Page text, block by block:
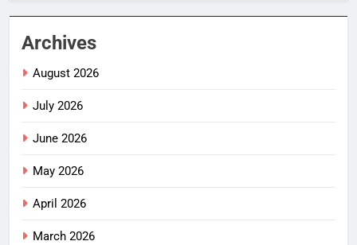
Archives
August 2026
July 2026
June 2026
May 2026
April 2026
March 2026